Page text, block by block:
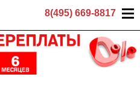
8(495) 669-8817